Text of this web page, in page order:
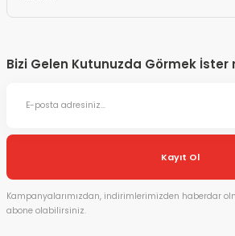
Bizi Gelen Kutunuzda Görmek İster
Kayıt Ol
Kampanyalarımızdan, indirimlerimizden haberdar
abone olabilirsiniz.